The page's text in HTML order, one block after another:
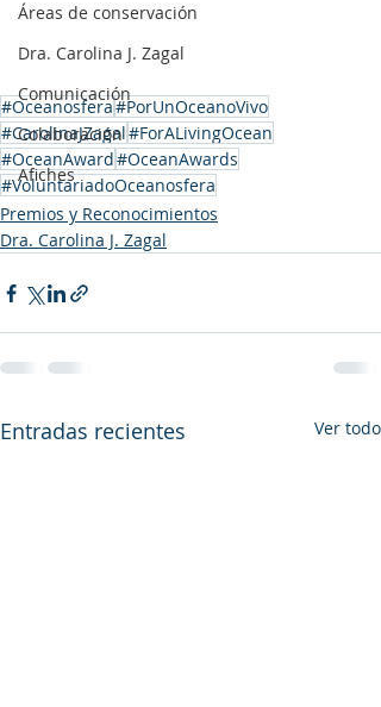
Áreas de conservación
Dra. Carolina J. Zagal
Comunicación
Colaboración
Afiches
#Oceanosfera#PorUnOceanoVivo
#CarolinaJZagal#ForALivingOcean
#OceanAward#OceanAwards
#VoluntariadoOceanosfera
Premios y Reconocimientos
Dra. Carolina J. Zagal
Entradas recientes Ver todo